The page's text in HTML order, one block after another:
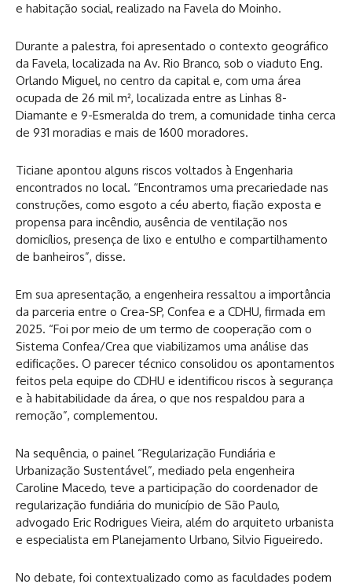
e habitação social, realizado na Favela do Moinho.
Durante a palestra, foi apresentado o contexto geográfico
da Favela, localizada na Av. Rio Branco, sob o viaduto Eng.
Orlando Miguel, no centro da capital e, com uma área
ocupada de 26 mil m², localizada entre as Linhas 8-
Diamante e 9-Esmeralda do trem, a comunidade tinha cerca
de 931 moradias e mais de 1600 moradores.
Ticiane apontou alguns riscos voltados à Engenharia
encontrados no local. “Encontramos uma precariedade nas
construções, como esgoto a céu aberto, fiação exposta e
propensa para incêndio, ausência de ventilação nos
domicílios, presença de lixo e entulho e compartilhamento
de banheiros”, disse.
Em sua apresentação, a engenheira ressaltou a importância
da parceria entre o Crea-SP, Confea e a CDHU, firmada em
2025. “Foi por meio de um termo de cooperação com o
Sistema Confea/Crea que viabilizamos uma análise das
edificações. O parecer técnico consolidou os apontamentos
feitos pela equipe do CDHU e identificou riscos à segurança
e à habitabilidade da área, o que nos respaldou para a
remoção”, complementou.
Na sequência, o painel “Regularização Fundiária e
Urbanização Sustentável”, mediado pela engenheira
Caroline Macedo, teve a participação do coordenador de
regularização fundiária do município de São Paulo,
advogado Eric Rodrigues Vieira, além do arquiteto urbanista
e especialista em Planejamento Urbano, Silvio Figueiredo.
No debate, foi contextualizado como as faculdades podem